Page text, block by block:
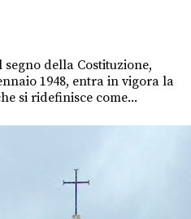
della Costituzione,
1948, entra in vigora la
si ridefinisce come...